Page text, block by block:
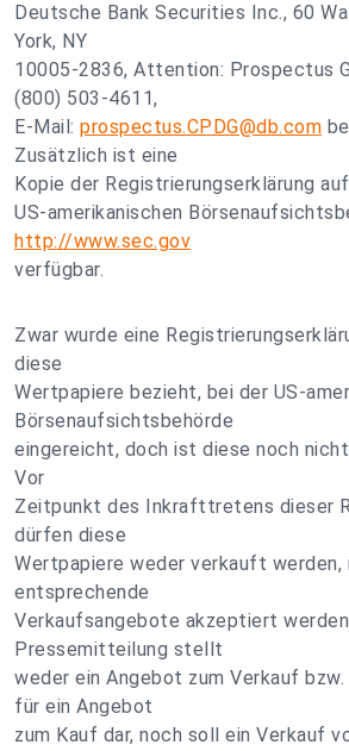
Deutsche Bank Securities Inc., 60
York, NY
10005-2836, Attention: Prospectus
(800) 503-4611,
E-Mail: prospectus.CPDG@db.com
Zusätzlich ist eine
Kopie der Registrierungserklärung
US-amerikanischen
http://www.sec.gov
verfügbar.
Zwar wurde eine
diese
Wertpapiere bezieht, bei der US-
Börsenaufsichtsbehörde
eingereicht, doch ist diese noch
Vor
Zeitpunkt des Inkrafttretens dieser
dürfen diese
Wertpapiere weder verkauft werden,
entsprechende
Verkaufsangebote akzeptiert
Pressemitteilung stellt
weder ein Angebot zum Verkauf
für ein Angebot
zum Kauf dar, noch soll ein Verkauf